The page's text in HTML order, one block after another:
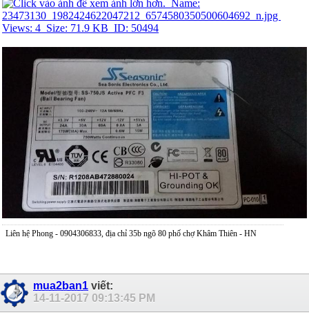
Liên hệ Phong - 0904306833, địa chỉ 35b ngõ 80 phố chợ Khâm Thiên - HN
mua2ban1 viết:
14-11-2017 09:13:45 PM